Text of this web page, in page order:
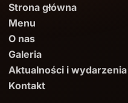
Strona główna
Menu
O nas
Galeria
Aktualności i wydarzenia
Kontakt